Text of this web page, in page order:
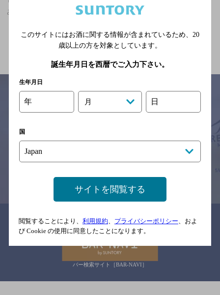
あり/飲み放題ありの神泡超達人店
関連ページ
※それぞれのお店のメニューや営業時間などの掲載情報については、
予告なしに変更されることがありますので、
念のためお店にご確認の上ご来店くださいますようお願い申し上げま
情報提供：ぐるなび
関連リンク
バー検索サイト［BAR-NAVI］
このサイトにはお酒に関する情報が含まれているため、 20
歳以上の方を対象としています。
誕生年月日を西暦でご入力下さい。
生年月日
年 月 日
国
サイトを閲覧する
閲覧することにより、 利用規約、 プライバシーポリシー、およ
び Cookie の使用に同意したことになります。